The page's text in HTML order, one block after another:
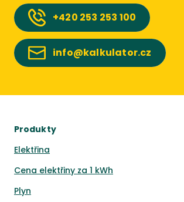
+420 253 253 100
info@kalkulator.cz
Produkty
Elektřina
Cena elektřiny za 1 kWh
Plyn